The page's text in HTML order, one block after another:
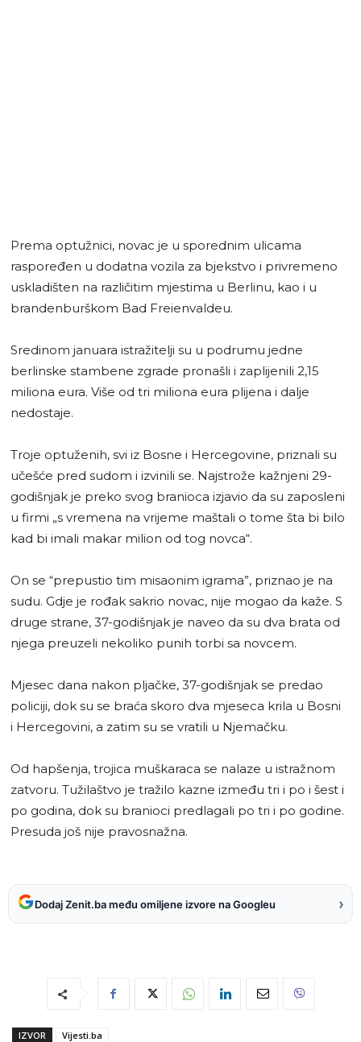
Prema optužnici, novac je u sporednim ulicama
raspoređen u dodatna vozila za bjekstvo i privremeno
uskladišten na različitim mjestima u Berlinu, kao i u
brandenburškom Bad Freienvaldeu.
Sredinom januara istražitelji su u podrumu jedne
berlinske stambene zgrade pronašli i zaplijenili 2,15
miliona eura. Više od tri miliona eura plijena i dalje
nedostaje.
Troje optuženih, svi iz Bosne i Hercegovine, priznali su
učešće pred sudom i izvinili se. Najstrože kažnjeni 29-
godišnjak je preko svog branioca izjavio da su zaposleni
u firmi „s vremena na vrijeme maštali o tome šta bi bilo
kad bi imali makar milion od tog novca“.
On se “prepustio tim misaonim igrama”, priznao je na
sudu. Gdje je rođak sakrio novac, nije mogao da kaže. S
druge strane, 37-godišnjak je naveo da su dva brata od
njega preuzeli nekoliko punih torbi sa novcem.
Mjesec dana nakon pljačke, 37-godišnjak se predao
policiji, dok su se braća skoro dva mjeseca krila u Bosni
i Hercegovini, a zatim su se vratili u Njemačku.
Od hapšenja, trojica muškaraca se nalaze u istražnom
zatvoru. Tužilaštvo je tražilo kazne između tri i po i šest i
po godina, dok su branioci predlagali po tri i po godine.
Presuda još nije pravosnažna.
Dodaj Zenit.ba među omiljene izvore na Googleu ›
IZVOR
Vijesti.ba